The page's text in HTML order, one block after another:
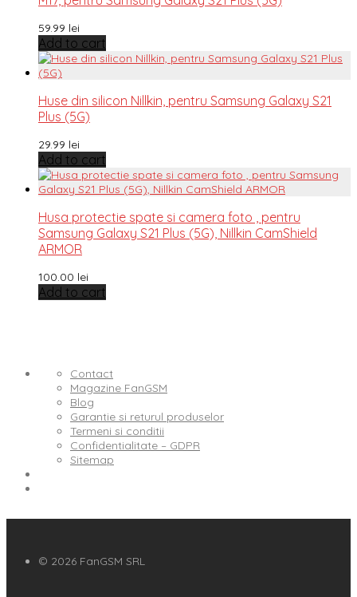
59.99 lei
Add to cart
Huse din silicon Nillkin, pentru Samsung Galaxy S21
Plus (5G)
29.99 lei
Add to cart
Husa protectie spate si camera foto , pentru
Samsung Galaxy S21 Plus (5G), Nillkin CamShield
ARMOR
100.00 lei
Add to cart
Contact
Magazine FanGSM
Blog
Garantie si returul produselor
Termeni si conditii
Confidentialitate – GDPR
Sitemap
© 2026 FanGSM SRL